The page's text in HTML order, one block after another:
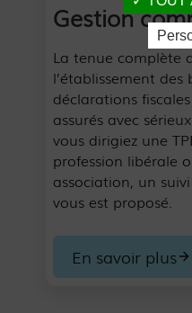
Gestion
La tenue complète
l’établissement
déclarations
assurés avec
vous dirigiez une
profession libérale
association, un
vous est proposé.
En savoir plus